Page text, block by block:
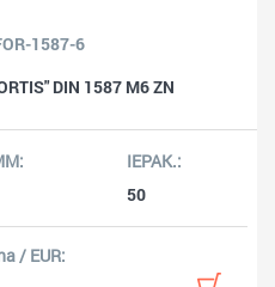
1587-6
DIN 1587 M6 ZN
50